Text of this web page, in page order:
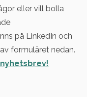
eller vill bolla
på LinkedIn och
formuläret nedan.